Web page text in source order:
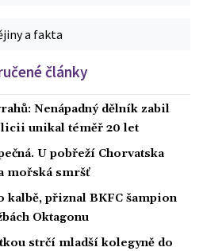
a fakta
články
Nenápadný dělník zabil
unikal téměř 20 let
U pobřeží Chorvatska
mořská smršť
kalbě, přiznal BKFC šampion
Oktagonu
strčí mladší kolegyně do